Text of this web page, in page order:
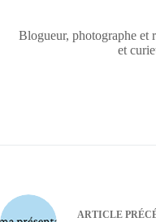
Blogueur, photographe et
et
ARTICLE